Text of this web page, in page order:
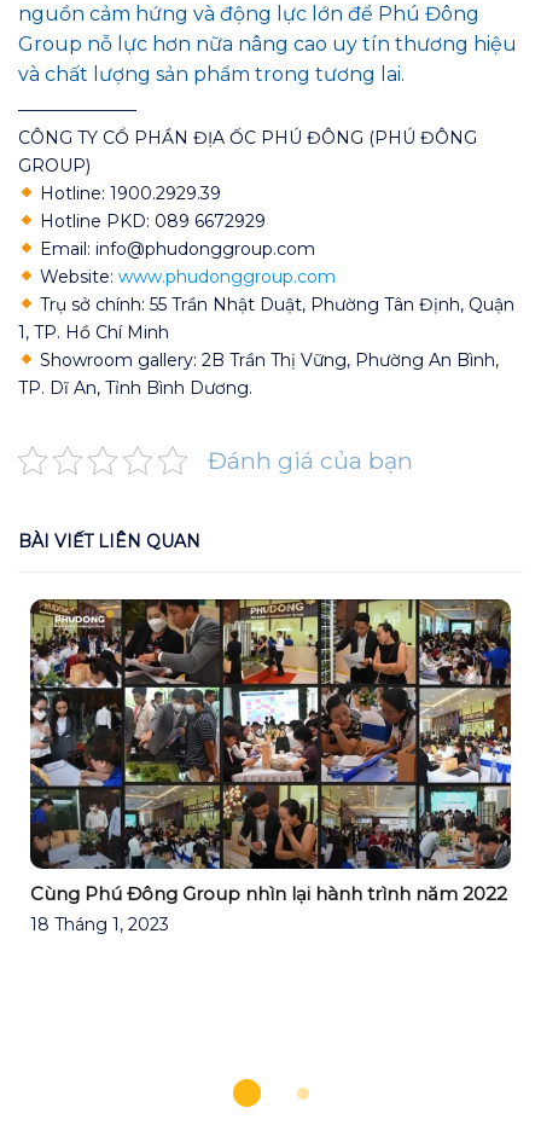
nguồn cảm hứng và động lực lớn để Phú Đông
Group nỗ lực hơn nữa nâng cao uy tín thương hiệu
và chất lượng sản phẩm trong tương lai.
———————
CÔNG TY CỔ PHẦN ĐỊA ỐC PHÚ ĐÔNG (PHÚ ĐÔNG
GROUP)
Hotline: 1900.2929.39
Hotline PKD: 089 6672929
Email: info@phudonggroup.com
Website: www.phudonggroup.com
Trụ sở chính: 55 Trần Nhật Duật, Phường Tân Định, Quận
1, TP. Hồ Chí Minh
Showroom gallery: 2B Trần Thị Vững, Phường An Bình,
TP. Dĩ An, Tỉnh Bình Dương.
Đánh giá của bạn
BÀI VIẾT LIÊN QUAN
Cùng Phú Đông Group nhìn lại hành trình năm 2022
18 Tháng 1, 2023